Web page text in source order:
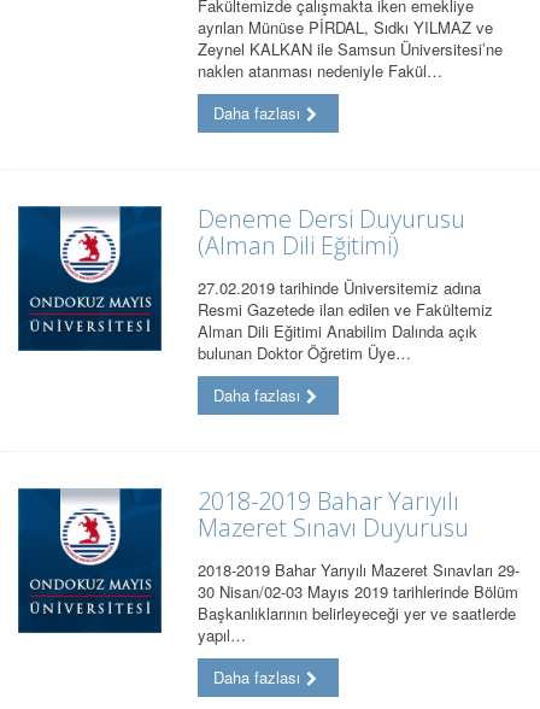
Fakültemizde çalışmakta iken emekliye
ayrılan Münüse PİRDAL, Sıdkı YILMAZ ve
Zeynel KALKAN ile Samsun Üniversitesi’ne
naklen atanması nedeniyle Fakül…
Daha fazlası
Deneme Dersi Duyurusu
(Alman Dili Eğitimi)
27.02.2019 tarihinde Üniversitemiz adına
Resmi Gazetede ilan edilen ve Fakültemiz
Alman Dili Eğitimi Anabilim Dalında açık
bulunan Doktor Öğretim Üye…
Daha fazlası
2018-2019 Bahar Yarıyılı
Mazeret Sınavı Duyurusu
2018-2019 Bahar Yarıyılı Mazeret Sınavları 29-
30 Nisan/02-03 Mayıs 2019 tarihlerinde Bölüm
Başkanlıklarının belirleyeceği yer ve saatlerde
yapıl…
Daha fazlası